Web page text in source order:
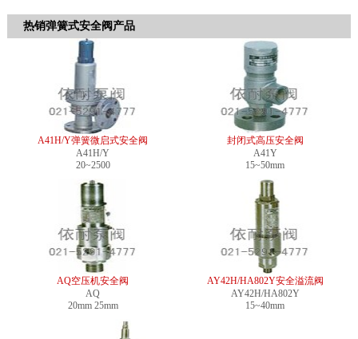
热销弹簧式安全阀产品
A41H/Y弹簧微启式安全阀
A41H/Y
20~2500
封闭式高压安全阀
A41Y
15~50mm
AQ空压机安全阀
AQ
20mm 25mm
AY42H/HA802Y安全溢流阀
AY42H/HA802Y
15~40mm